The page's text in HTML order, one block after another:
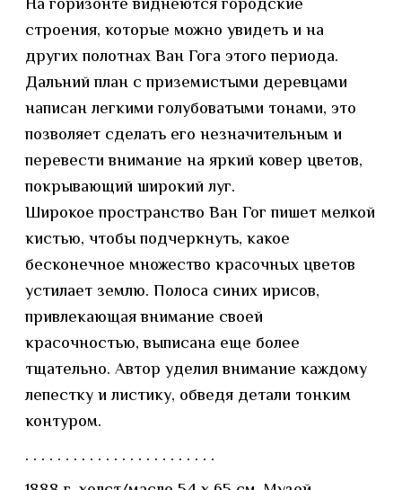
строения, которые можно увидеть и на
других полотнах Ван Гога этого периода.
Дальний план с приземистыми деревцами
написан легкими голубоватыми тонами, это
позволяет сделать его незначительным и
перевести внимание на яркий ковер цветов,
покрывающий широкий луг.
Широкое пространство Ван Гог пишет мелкой
кистью, чтобы подчеркнуть, какое
бесконечное множество красочных цветов
устилает землю. Полоса синих ирисов,
привлекающая внимание своей
красочностью, выписана еще более
тщательно. Автор уделил внимание каждому
лепестку и листику, обведя детали тонким
контуром.
. . . . . . . . . . . . . . . . . . . . . . . .